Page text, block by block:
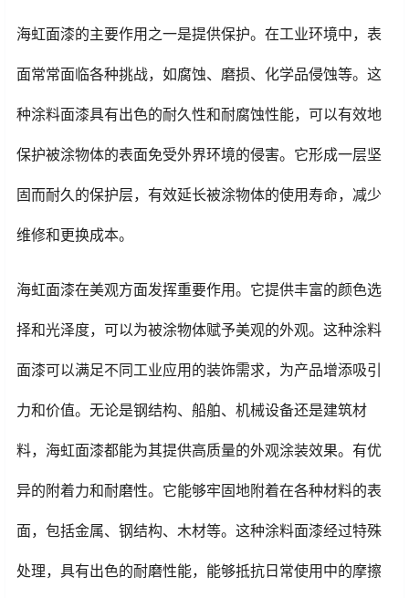
海虹面漆的主要作用之一是提供保护。在工业环境中，表
面常常面临各种挑战，如腐蚀、磨损、化学品侵蚀等。这
种涂料面漆具有出色的耐久性和耐腐蚀性能，可以有效地
保护被涂物体的表面免受外界环境的侵害。它形成一层坚
固而耐久的保护层，有效延长被涂物体的使用寿命，减少
维修和更换成本。
海虹面漆在美观方面发挥重要作用。它提供丰富的颜色选
择和光泽度，可以为被涂物体赋予美观的外观。这种涂料
面漆可以满足不同工业应用的装饰需求，为产品增添吸引
力和价值。无论是钢结构、船舶、机械设备还是建筑材
料，海虹面漆都能为其提供高质量的外观涂装效果。有优
异的附着力和耐磨性。它能够牢固地附着在各种材料的表
面，包括金属、钢结构、木材等。这种涂料面漆经过特殊
处理，具有出色的耐磨性能，能够抵抗日常使用中的摩擦